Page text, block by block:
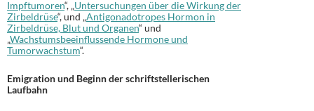
Impftumoren“, „Untersuchungen über die Wirkung der
Zirbeldrüse“, und „Antigonadotropes Hormon in
Zirbeldrüse, Blut und Organen“ und
„Wachstumsbeeinflussende Hormone und
Tumorwachstum“.
Emigration und Beginn der schriftstellerischen
Laufbahn